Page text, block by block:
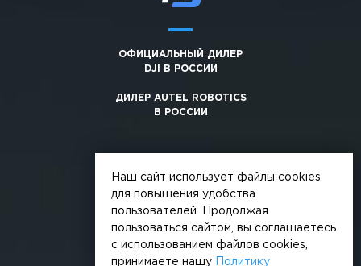
ОФИЦИАЛЬНЫЙ ДИЛЕР
DJI В РОССИИ
ДИЛЕР AUTEL ROBOTICS
В РОССИИ
© 2026, +3. Все права защищены
Обработка персональных данных
Наш сайт использует файлы cookies
для повышения удобства
пользователей. Продолжая
пользоваться сайтом, вы соглашаетесь
с использованием файлов cookies,
принимаете нашу
Политику